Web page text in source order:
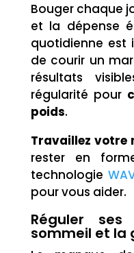
Bouger chaque
et la dépense
quotidienne est
de courir un
résultats
régularité pour
poids.
Travaillez votre
rester en
technologie
pour vous aider.
Réguler
sommeil et la